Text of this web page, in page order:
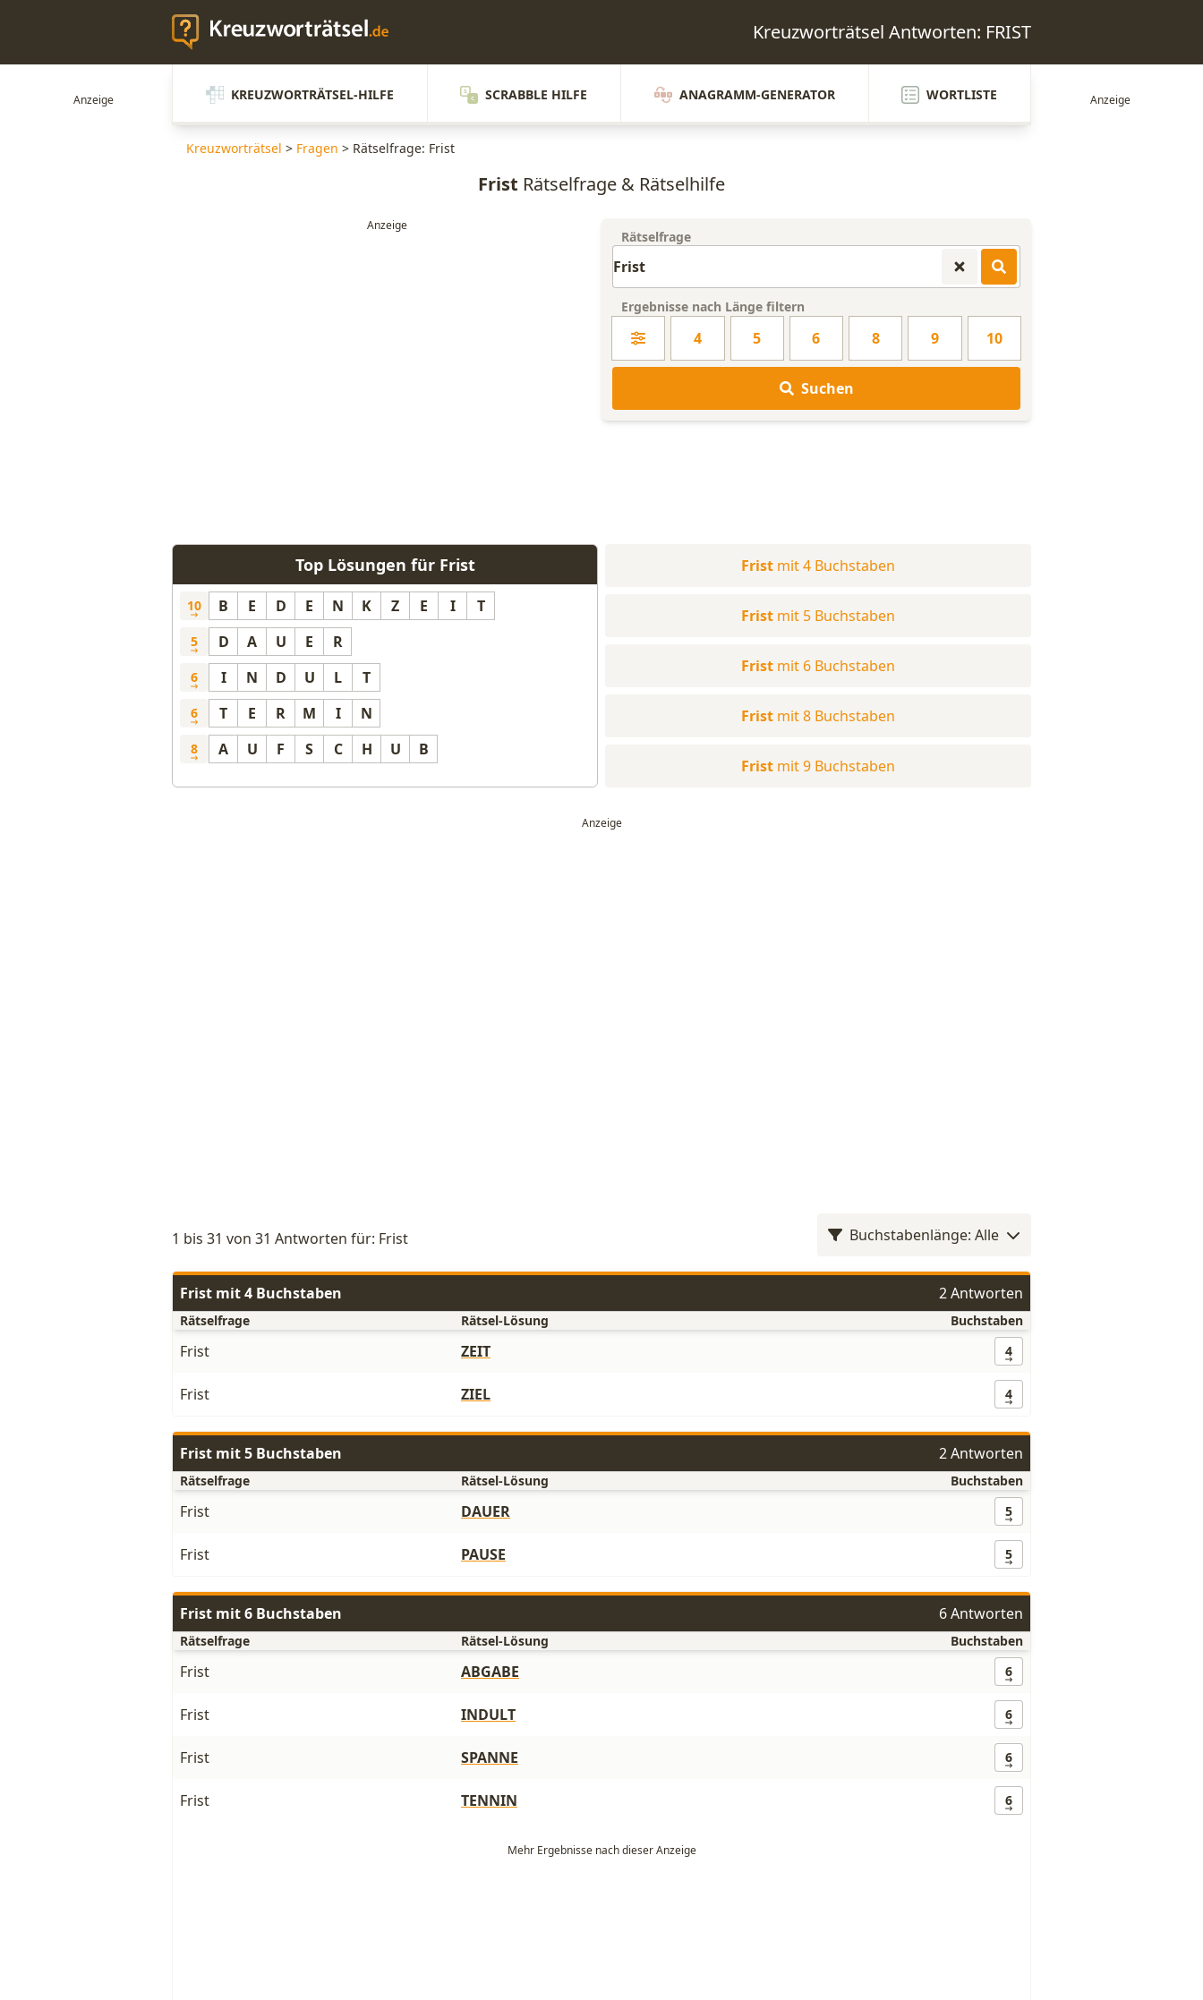
Kreuzworträtsel Antworten: FRIST
KREUZWORTRÄTSEL-HILFE SCRABBLE HILFE ANAGRAMM-GENERATOR WORTLISTE
Kreuzworträtsel > Fragen > Rätselfrage: Frist
Frist Rätselfrage & Rätselhilfe
Rätselfrage
Ergebnisse nach Länge filtern
4 5 6 8 9 10
Suchen
Top Lösungen für Frist
10 B E D E N K Z E I T
5 D A U E R
6 I N D U L T
6 T E R M I N
8 A U F S C H U B
Frist mit 4 Buchstaben
Frist mit 5 Buchstaben
Frist mit 6 Buchstaben
Frist mit 8 Buchstaben
Frist mit 9 Buchstaben
1 bis 31 von 31 Antworten für: Frist Buchstabenlänge: Alle
Frist mit 4 Buchstaben 2 Antworten
Rätselfrage Rätsel-Lösung Buchstaben
Frist ZEIT 4
Frist ZIEL 4
Frist mit 5 Buchstaben 2 Antworten
Rätselfrage Rätsel-Lösung Buchstaben
Frist DAUER 5
Frist PAUSE 5
Frist mit 6 Buchstaben 6 Antworten
Rätselfrage Rätsel-Lösung Buchstaben
Frist ABGABE 6
Frist INDULT 6
Frist SPANNE 6
Frist TENNIN 6